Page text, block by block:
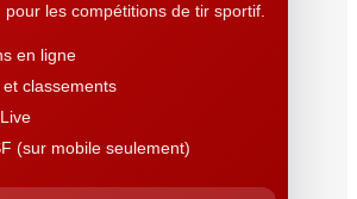
pour les compétitions de tir sportif.
en ligne
classements
(sur mobile seulement)